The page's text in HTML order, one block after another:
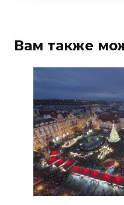
Вам также